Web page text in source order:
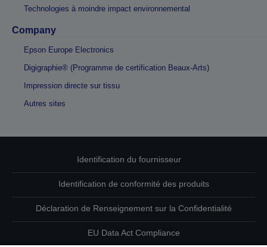
Technologies à moindre impact environnemental
Company
Epson Europe Electronics
Digigraphie® (Programme de certification Beaux-Arts)
Impression directe sur tissu
Autres sites
Identification du fournisseur
Identification de conformité des produits
Déclaration de Renseignement sur la Confidentialité
EU Data Act Compliance